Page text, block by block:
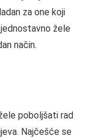
za one koji
žele
način.
poboljšati rad
Najčešće se